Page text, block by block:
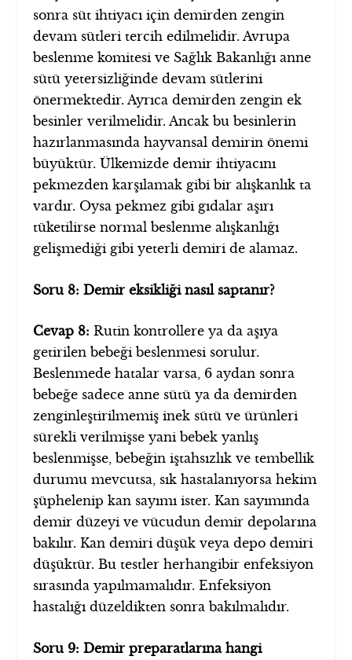
sonra süt ihtiyacı için demirden zengin
devam sütleri tercih edilmelidir. Avrupa
beslenme komitesi ve Sağlık Bakanlığı anne
sütü yetersizliğinde devam sütlerini
önermektedir. Ayrıca demirden zengin ek
besinler verilmelidir. Ancak bu besinlerin
hazırlanmasında hayvansal demirin önemi
büyüktür. Ülkemizde demir ihtiyacını
pekmezden karşılamak gibi bir alışkanlık ta
vardır. Oysa pekmez gibi gıdalar aşırı
tüketilirse normal beslenme alışkanlığı
gelişmediği gibi yeterli demiri de alamaz.
Soru 8: Demir eksikliği nasıl saptanır?
Cevap 8:Rutin kontrollere ya da aşıya
getirilen bebeği beslenmesi sorulur.
Beslenmede hatalar varsa, 6 aydan sonra
bebeğe sadece anne sütü ya da demirden
zenginleştirilmemiş inek sütü ve ürünleri
sürekli verilmişse yani bebek yanlış
beslenmişse, bebeğin iştahsızlık ve tembellik
durumu mevcutsa, sık hastalanıyorsa hekim
şüphelenip kan sayımı ister. Kan sayımında
demir düzeyi ve vücudun demir depolarına
bakılır. Kan demiri düşük veya depo demiri
düşüktür. Bu testler herhangibir enfeksiyon
sırasında yapılmamalıdır. Enfeksiyon
hastalığı düzeldikten sonra bakılmalıdır.
Soru 9: Demir preparatlarına hangi